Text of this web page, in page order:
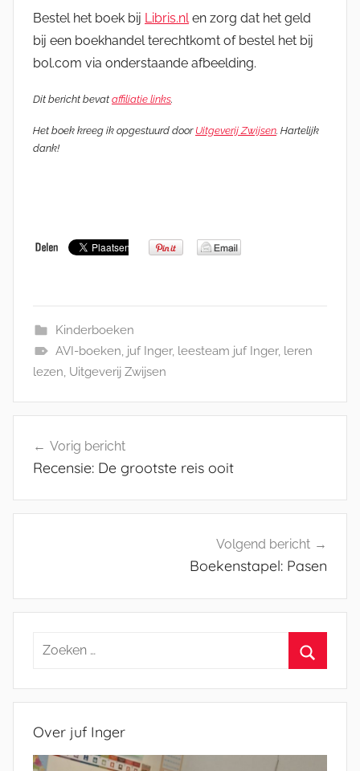
Bestel het boek bij Libris.nlen zorg dat het geld
bij een boekhandel terechtkomt of bestel het bij
bol.com via onderstaande afbeelding.
Dit bericht bevat affiliatie links.
Het boek kreeg ik opgestuurd door Uitgeverij Zwijsen. Hartelijk
dank!
Kinderboeken
AVI-boeken, juf Inger, leesteam juf Inger, leren
lezen, Uitgeverij Zwijsen
navigatie
Vorig bericht
Recensie: De grootste reis ooit
Volgend bericht
Boekenstapel: Pasen
Zoeken
Over juf Inger